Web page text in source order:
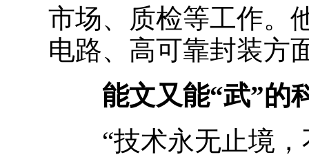
市场、质检等工作。
电路、高可靠封装方
能文又能“武”的
“技术永无止境，